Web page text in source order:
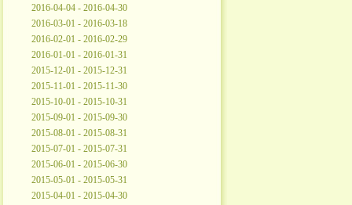
2016-04-04 - 2016-04-30
2016-03-01 - 2016-03-18
2016-02-01 - 2016-02-29
2016-01-01 - 2016-01-31
2015-12-01 - 2015-12-31
2015-11-01 - 2015-11-30
2015-10-01 - 2015-10-31
2015-09-01 - 2015-09-30
2015-08-01 - 2015-08-31
2015-07-01 - 2015-07-31
2015-06-01 - 2015-06-30
2015-05-01 - 2015-05-31
2015-04-01 - 2015-04-30